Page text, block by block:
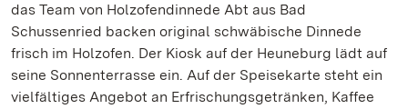
das Team von Holzofendinnede Abt aus Bad
Schussenried backen original schwäbische Dinnede
frisch im Holzofen. Der Kiosk auf der Heuneburg lädt auf
seine Sonnenterrasse ein. Auf der Speisekarte steht ein
vielfältiges Angebot an Erfrischungsgetränken, Kaffee